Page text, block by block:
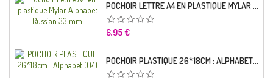
POCHOIR LETTRE A4 EN PLASTIQUE MYLAR ALPHABET RUSSIAN 33 MM
Prix
6,95 €
POCHOIR PLASTIQUE 26*18CM : ALPHABET (04)